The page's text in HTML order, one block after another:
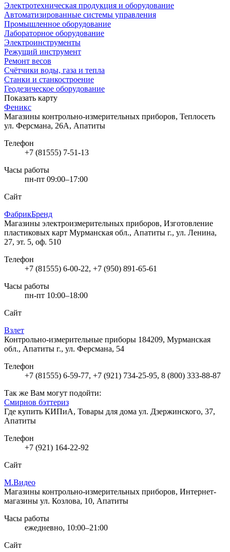
Электротехническая продукция и оборудование
Автоматизированные системы управления
Промышленное оборудование
Лабораторное оборудование
Электроинструменты
Режущий инструмент
Ремонт весов
Счётчики воды, газа и тепла
Станки и станкостроение
Геодезическое оборудование
Показать карту
Феникс
Магазины контрольно-измерительных приборов, Теплосеть
ул. Ферсмана, 26А, Апатиты
Телефон
+7 (81555) 7-51-13
Часы работы
пн-пт 09:00–17:00
Сайт
ФабрикБренд
Магазины электроизмерительных приборов, Изготовление
пластиковых карт Мурманская обл., Апатиты г., ул. Ленина,
27, эт. 5, оф. 510
Телефон
+7 (81555) 6-00-22, +7 (950) 891-65-61
Часы работы
пн-пт 10:00–18:00
Сайт
Взлет
Контрольно-измерительные приборы 184209, Мурманская
обл., Апатиты г., ул. Ферсмана, 54
Телефон
+7 (81555) 6-59-77, +7 (921) 734-25-95, 8 (800) 333-88-87
Так же Вам могут подойти:
Смирнов бэттериз
Где купить КИПиА, Товары для дома ул. Дзержинского, 37,
Апатиты
Телефон
+7 (921) 164-22-92
Сайт
М.Видео
Магазины контрольно-измерительных приборов, Интернет-
магазины ул. Козлова, 10, Апатиты
Часы работы
ежедневно, 10:00–21:00
Сайт